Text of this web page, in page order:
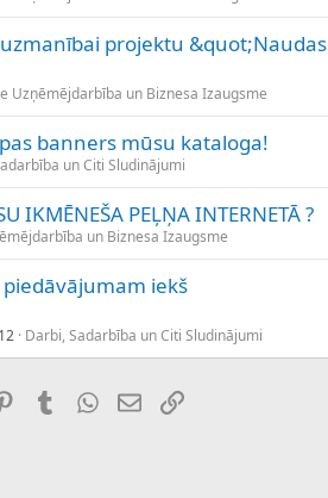
projektu &quot;Naudas
Uzņēmējdarbība un Biznesa Izaugsme
banners mūsu kataloga!
un Citi Sludinājumi
IKMĒNEŠA PEĻŅA INTERNETĀ ?
un Biznesa Izaugsme
iekš
Darbi, Sadarbība un Citi Sludinājumi
PinterestTumblrWhatsApp
E-pastsSaiti